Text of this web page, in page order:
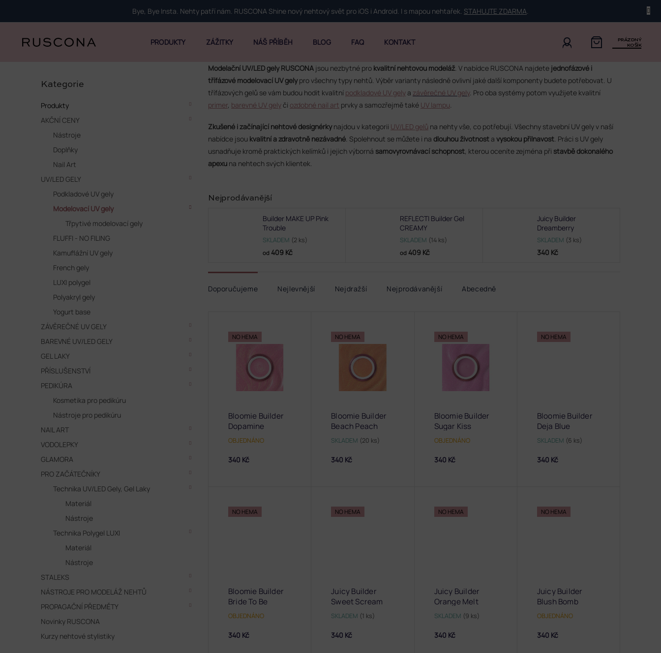
obsah
Bye, Bye Insta. Nehty patří nám. RUSCONA Shine nový nehtový svět pro iOS i Android. I s mapou nehtařek. STAHUJTE ZDARMA.
PRÁZDNÝ
KOŠÍK
PRODUKTY ZÁŽITKY NÁŠ PŘÍBĚH BLOG FAQ KONTAKT
s
r
a
a
kategorie
Kategorie
Produkty
AKČNÍ CENY
Nástroje
Doplňky
Nail Art
UV/LED GELY
Podkladové UV gely
Modelovací UV gely
Třpytivé modelovací gely
FLUFFI - NO FILING
Kamuflážní UV gely
French gely
LUXI polygel
Polyakryl gely
Yogurt base
ZÁVĚREČNÉ UV GELY
BAREVNÉ UV/LED GELY
GEL LAKY
PŘÍSLUŠENSTVÍ
PEDIKÚRA
Kosmetika pro pedikúru
Nástroje pro pedikúru
NAIL ART
VODOLEPKY
GLAMORA
PRO ZAČÁTEČNÍKY
Technika UV/LED Gely, Gel Laky
Materiál
Nástroje
Technika Polygel LUXI
Materiál
Nástroje
STALEKS
NÁSTROJE PRO MODELÁŽ NEHTŮ
PROPAGAČNÍ PŘEDMĚTY
Novinky RUSCONA
Kurzy nehtové stylistiky
Modelační UV/LED gely RUSCONA jsou nezbytné pro kvalitní nehtovou modeláž. V nabídce RUSCONA najdete jednofázové i
třífázové modelovací UV gelypro všechny typy nehtů. Výběr varianty následně ovlivní jaké další komponenty budete potřebovat. U
třífázových gelů se vám budou hodit kvalitní podkladové UV gely a závěrečné UV gely. Pro oba systémy potom využijete kvalitní
primer, barevné UV gelyči ozdobné nail art prvky a samozřejmě také UV lampu.
Zkušené i začínající nehtové designérkynajdou v kategorii UV/LED gelů na nehty vše, co potřebují. Všechny stavební UV gely v naší
nabídce jsou kvalitní a zdravotně nezávadné. Spolehnout se můžete i na dlouhou životnost a vysokou přilnavost. Práci s UV gely
usnadňuje kromě praktických kelímků i jejich výborná samovyrovnávací schopnost, kterou oceníte zejména při stavbě dokonalého
apexu na nehtech svých klientek.
Nejprodávanější
Builder MAKE UP Pink
Trouble
SKLADEM (2 ks)
od 409 Kč
REFLECTI Builder Gel
CREAMY
SKLADEM (14 ks)
od409 Kč
Juicy Builder
Dreamberry
SKLADEM (3 ks)
340 Kč
a
Doporučujeme Nejlevnější Nejdražší Nejprodávanější Abecedně
NO HEMA
Bloomie Builder
Dopamine
OBJEDNÁNO
340 Kč
NO HEMA
Bloomie Builder
Beach Peach
SKLADEM (20 ks)
340 Kč
NO HEMA
Bloomie Builder
Sugar Kiss
OBJEDNÁNO
340 Kč
NO HEMA
Bloomie Builder
Deja Blue
SKLADEM (6 ks)
340 Kč
NO HEMA
Bloomie Builder
Bride To Be
OBJEDNÁNO
340 Kč
NO HEMA
Juicy Builder
Sweet Scream
SKLADEM (1 ks)
340 Kč
NO HEMA
Juicy Builder
Orange Melt
SKLADEM (9 ks)
340 Kč
NO HEMA
Juicy Builder
Blush Bomb
OBJEDNÁNO
340 Kč